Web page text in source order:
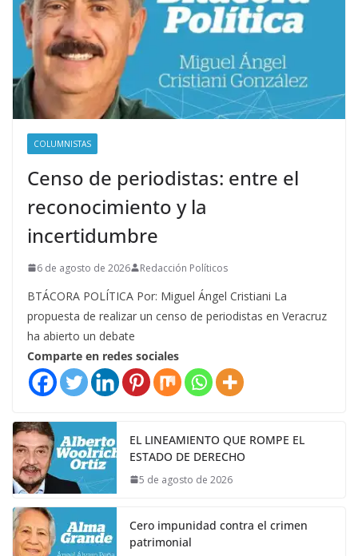
COLUMNISTAS
Censo de periodistas: entre el
reconocimiento y la
incertidumbre
6 de agosto de 2026 Redacción Políticos
BTÁCORA POLÍTICA Por: Miguel Ángel Cristiani La
propuesta de realizar un censo de periodistas en Veracruz
ha abierto un debate
Comparte en redes sociales
EL LINEAMIENTO QUE ROMPE EL
ESTADO DE DERECHO
5 de agosto de 2026
Cero impunidad contra el crimen
patrimonial